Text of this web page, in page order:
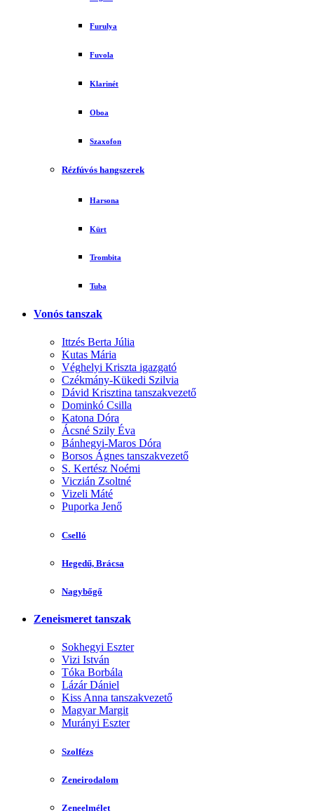
Furulya
Fuvola
Klarinét
Oboa
Szaxofon
Rézfúvós hangszerek
Harsona
Kürt
Trombita
Tuba
Vonós tanszak
Ittzés Berta Júlia
Kutas Mária
Véghelyi Kriszta igazgató
Czékmány-Kükedi Szilvia
Dávid Krisztina tanszakvezető
Dominkó Csilla
Katona Dóra
Ácsné Szily Éva
Bánhegyi-Maros Dóra
Borsos Ágnes tanszakvezető
S. Kertész Noémi
Viczián Zsoltné
Vizeli Máté
Puporka Jenő
Cselló
Hegedű, Brácsa
Nagybőgő
Zeneismeret tanszak
Sokhegyi Eszter
Vizi István
Tóka Borbála
Lázár Dániel
Kiss Anna tanszakvezető
Magyar Margit
Murányi Eszter
Szolfézs
Zeneirodalom
Zeneelmélet